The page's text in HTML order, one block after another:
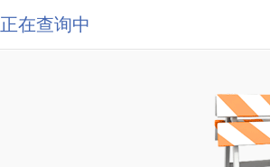
正在查询中